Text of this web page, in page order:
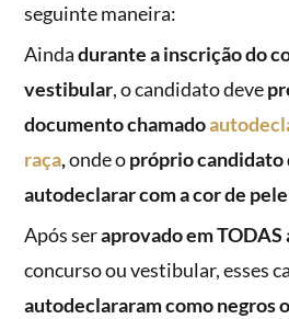
seguinte maneira:
Aindadurante a inscrição do
vestibular, o candidato deve
documento chamado
raça,onde opróprio candidato
autodeclarar com a cor de
Após seraprovado em TODAS
concurso ou vestibular, esses
autodeclararam como negros